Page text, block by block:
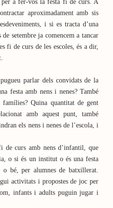
a fer-vos la festa fi de curs. A
aproximadament amb sis
i si es tracta d’una
setembre ja comencem a tancar
fi de curs de les escoles, és a dir,
parlar dels convidats de la
festa amb nens i nenes? També
famílies? Quina quantitat de gent
amb aquest punt, també
els nens i nenes de l’escola, i
de curs amb nens d’infantil, que
o si és un institut o és una festa
bé, per alumnes de batxillerat.
activitats i propostes de joc per
infants i adults puguin jugar i